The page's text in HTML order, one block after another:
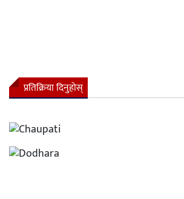
प्रतिक्रिया दिनुहोस्